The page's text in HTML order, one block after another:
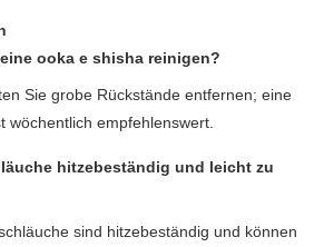
ooka e shisha reinigen?
Sie grobe Rückstände entfernen; eine
wöchentlich empfehlenswert.
hitzebeständig und leicht zu
sind hitzebeständig und können